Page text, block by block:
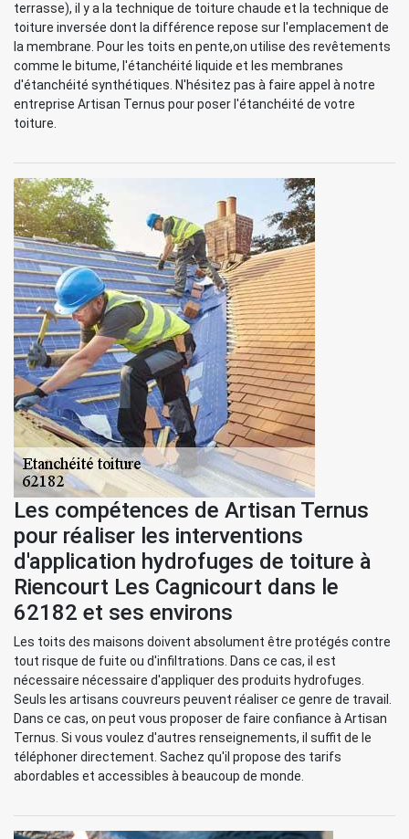
terrasse), il y a la technique de toiture chaude et la technique de
toiture inversée dont la différence repose sur l'emplacement de
la membrane. Pour les toits en pente,on utilise des revêtements
comme le bitume, l'étanchéité liquide et les membranes
d'étanchéité synthétiques. N'hésitez pas à faire appel à notre
entreprise Artisan Ternus pour poser l'étanchéité de votre
toiture.
Les compétences de Artisan Ternus
pour réaliser les interventions
d'application hydrofuges de toiture à
Riencourt Les Cagnicourt dans le
62182 et ses environs
Les toits des maisons doivent absolument être protégés contre
tout risque de fuite ou d'infiltrations. Dans ce cas, il est
nécessaire nécessaire d'appliquer des produits hydrofuges.
Seuls les artisans couvreurs peuvent réaliser ce genre de travail.
Dans ce cas, on peut vous proposer de faire confiance à Artisan
Ternus. Si vous voulez d'autres renseignements, il suffit de le
téléphoner directement. Sachez qu'il propose des tarifs
abordables et accessibles à beaucoup de monde.